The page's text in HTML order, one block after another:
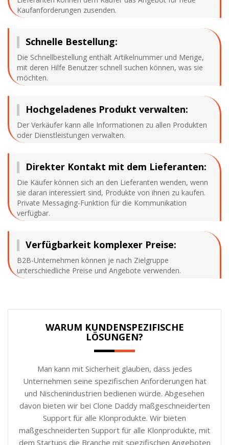
Kaufanforderungen zusenden.
Schnelle Bestellung:
Die Schnellbestellung enthält Artikelnummer und Menge,
mit deren Hilfe Benutzer schnell suchen können, was sie
möchten.
Hochgeladenes Produkt verwalten:
Der Verkäufer kann alle Informationen zu allen Produkten
oder Dienstleistungen verwalten.
Direkter Kontakt mit dem Lieferanten:
Die Käufer können sich an den Lieferanten wenden, wenn
sie daran interessiert sind, Produkte von ihnen zu kaufen.
Private Messaging-Funktion für die Kommunikation
verfügbar.
Verfügbarkeit komplexer Preise:
B2B-Unternehmen können je nach Zielgruppe
unterschiedliche Preise und Angebote verwenden.
WARUM KUNDENSPEZIFISCHE
LÖSUNGEN?
Man kann mit Sicherheit glauben, dass jedes
Unternehmen seine spezifischen Anforderungen hat
und Nischenindustrien bedienen würde. Abgesehen
davon bieten wir bei Clone Daddy maßgeschneiderten
Support für alle Klonprodukte. Wir bieten
maßgeschneiderten Support für alle Klonprodukte, mit
dem Startups die Branche mit spezifischen Angeboten